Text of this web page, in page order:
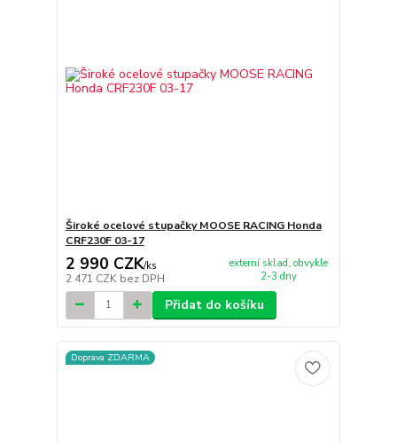
Široké ocelové stupačky MOOSE RACING Honda
CRF230F 03-17
2 990 CZK/ks
2 471 CZK bez DPH
externí sklad, obvykle
2-3 dny
Přidat do košíku
Doprava ZDARMA